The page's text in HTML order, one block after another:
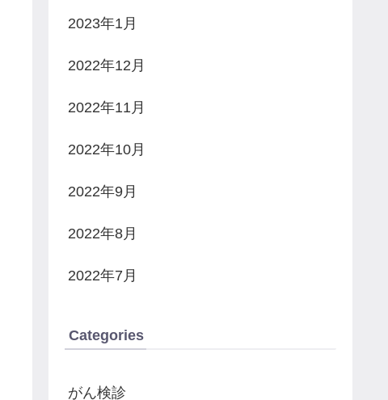
2023年1月
2022年12月
2022年11月
2022年10月
2022年9月
2022年8月
2022年7月
Categories
がん検診